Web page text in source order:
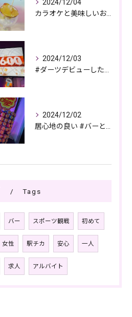
2024/12/04
2024/12/03
2024/12/02
Tags
バー スポーツ観戦 初めて
女性 駅チカ 安心 一人
求人 アルバイト